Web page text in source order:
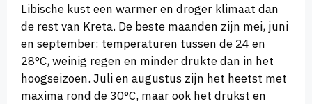
Libische kust een warmer en droger klimaat dan
de rest van Kreta. De beste maanden zijn mei, juni
en september: temperaturen tussen de 24 en
28°C, weinig regen en minder drukte dan in het
hoogseizoen. Juli en augustus zijn het heetst met
maxima rond de 30°C, maar ook het drukst en